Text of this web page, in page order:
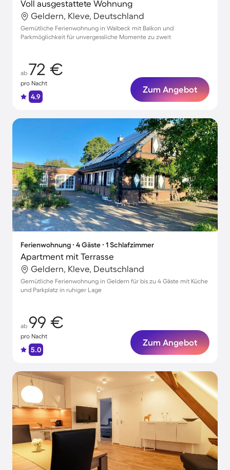
Voll ausgestattete Wohnung
Geldern, Kleve, Deutschland
Gemütliche Ferienwohnung in Walbeck mit Balkon und
Parkmöglichkeit für unvergessliche Momente zu zweit
ab 72 €
pro Nacht
4.9
Zum Angebot
Ferienwohnung ∙ 4 Gäste ∙ 1 Schlafzimmer
Apartment mit Terrasse
Geldern, Kleve, Deutschland
Gemütliche Ferienwohnung in Geldern für bis zu 4 Gäste mit Küche
und Parkplatz in ruhiger Lage
ab 99 €
pro Nacht
5.0
Zum Angebot